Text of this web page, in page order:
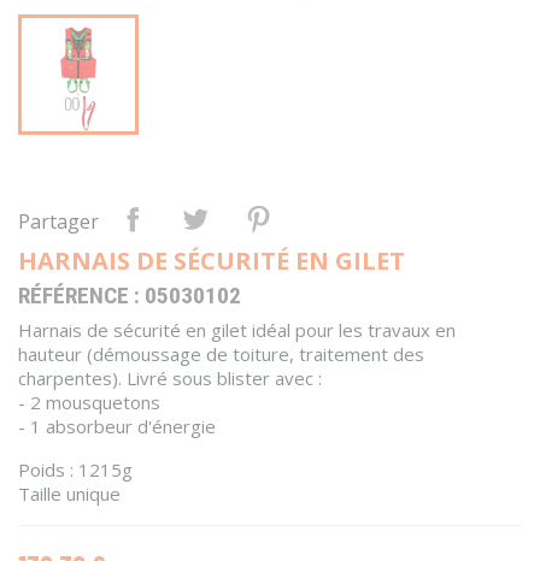
Partager
HARNAIS DE SÉCURITÉ EN GILET
RÉFÉRENCE : 05030102
Harnais de sécurité en gilet idéal pour les travaux en
hauteur (démoussage de toiture, traitement des
charpentes). Livré sous blister avec :
- 2 mousquetons
- 1 absorbeur d'énergie
Poids : 1215g
Taille unique